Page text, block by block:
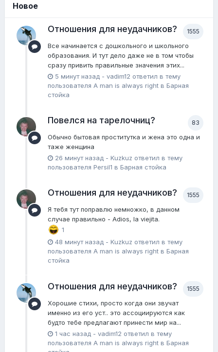
Новое
1555
Отношения для неудачников?
Все начинается с дошкольного и школьного
образования. И тут дело даже не в том чтобы
сразу привить правильные значения этих...
5 минут назад - vadim12 ответил в тему
пользователя A man is always right в Барная
стойка
83
Повелся на тарелочниц?
Обычно бытовая проститутка и жена это одна и
таже женщина
26 минут назад - Kuzkuz ответил в тему
пользователя Persil1 в Барная стойка
1555
Отношения для неудачников?
Я тебя тут поправлю немножко, в данном
случае правильно - Adios, la viejita.
1
48 минут назад - Kuzkuz ответил в тему
пользователя A man is always right в Барная
стойка
1555
Отношения для неудачников?
Хорошие стихи, просто когда они звучат
именно из его уст.. это ассоциируются как
будто тебе предлагают принести мир на...
1 час назад - vadim12 ответил в тему
пользователя A man is always right в Барная